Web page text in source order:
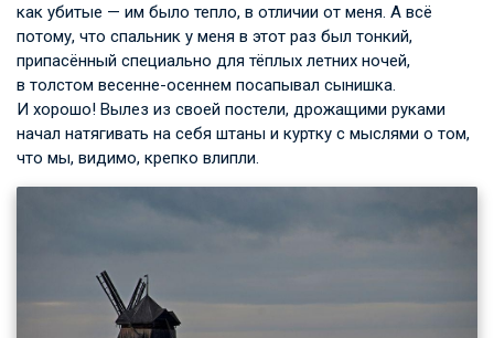
как убитые — им было тепло, в отличии от меня. А всё
потому, что спальник у меня в этот раз был тонкий,
припасённый специально для тёплых летних ночей,
в толстом весенне-осеннем посапывал сынишка.
И хорошо! Вылез из своей постели, дрожащими руками
начал натягивать на себя штаны и куртку с мыслями о том,
что мы, видимо, крепко влипли.